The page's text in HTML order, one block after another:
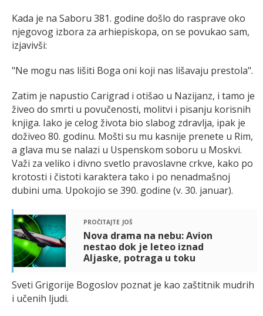
Kada je na Saboru 381. godine došlo do rasprave oko
njegovog izbora za arhiepiskopa, on se povukao sam,
izjavivši:
"Ne mogu nas lišiti Boga oni koji nas lišavaju prestola".
Zatim je napustio Carigrad i otišao u Nazijanz, i tamo je
živeo do smrti u povučenosti, molitvi i pisanju korisnih
knjiga. Iako je celog života bio slabog zdravlja, ipak je
doživeo 80. godinu. Mošti su mu kasnije prenete u Rim,
a glava mu se nalazi u Uspenskom soboru u Moskvi.
Važi za veliko i divno svetlo pravoslavne crkve, kako po
krotosti i čistoti karaktera tako i po nenadmašnoj
dubini uma. Upokojio se 390. godine (v. 30. januar).
pročitajte još
Nova drama na nebu: Avion
nestao dok je leteo iznad
Aljaske, potraga u toku
Sveti Grigorije Bogoslov poznat je kao zaštitnik mudrih
i učenih ljudi.